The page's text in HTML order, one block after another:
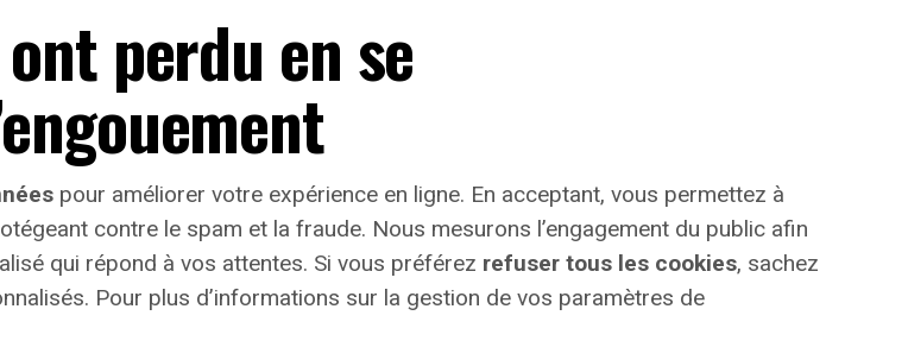
perdu en se
pour améliorer votre expérience en ligne. En acceptant, vous permettez à
contre le spam et la fraude. Nous mesurons l’engagement du public afin
qui répond à vos attentes. Si vous préférez refuser tous les cookies, sachez
Pour plus d’informations sur la gestion de vos paramètres de